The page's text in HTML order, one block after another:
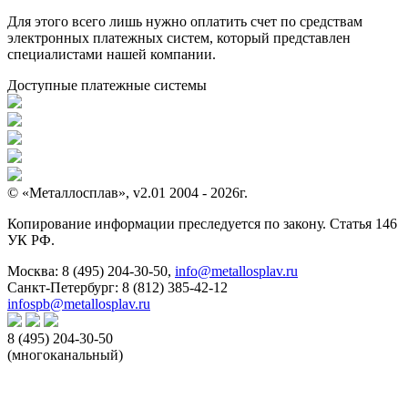
Для этого всего лишь нужно оплатить счет по средствам
электронных платежных систем, который представлен
специалистами нашей компании.
Доступные платежные системы
© «Металлосплав», v2.01 2004 - 2026г.
Копирование информации преследуется по закону. Статья 146
УК РФ.
Москва: 8 (495) 204-30-50, info@metallosplav.ru
Санкт-Петербург: 8 (812) 385-42-12
infospb@metallosplav.ru
8 (495) 204-30-50
(многоканальный)